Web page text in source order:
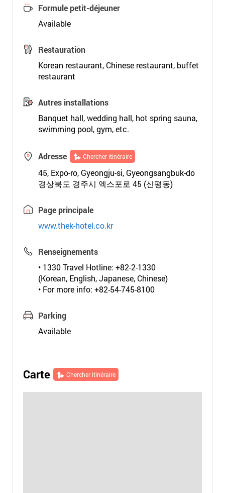
Formule petit-déjeuner
Available
Restauration
Korean restaurant, Chinese restaurant, buffet
restaurant
Autres installations
Banquet hall, wedding hall, hot spring sauna,
swimming pool, gym, etc.
Adresse Chercher itinéraire
45, Expo-ro, Gyeongju-si, Gyeongsangbuk-do
경상북도 경주시 엑스포로 45 (신평동)
Page principale
www.thek-hotel.co.kr
Renseignements
• 1330 Travel Hotline: +82-2-1330
(Korean, English, Japanese, Chinese)
• For more info: +82-54-745-8100
Parking
Available
Carte Chercher itinéraire